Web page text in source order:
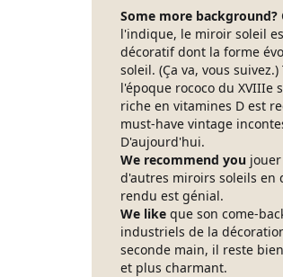
Some more background?
l'indique, le miroir soleil
décoratif dont la forme
soleil. (Ça va, vous
l'époque rococo du XVIIIe
riche en vitamines D est
must-have vintage
D'aujourd'hui.
We recommend you
d'autres miroirs soleils en
rendu est génial.
We like que son come-
industriels de la
seconde main, il reste
et plus charmant.